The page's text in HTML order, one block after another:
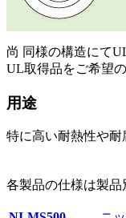
尚 同様の構造にて
UL取得品をご希望
用途
特に高い耐熱性や耐
各製品の仕様は製品